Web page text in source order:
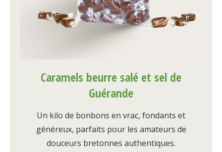
Caramels beurre salé et sel de
Guérande
Un kilo de bonbons en vrac, fondants et
généreux, parfaits pour les amateurs de
douceurs bretonnes authentiques.